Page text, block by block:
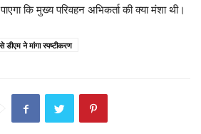
कि मुख्य परिवहन अभिकर्ता की क्या मंशा थी।
डीएम ने मांगा स्पष्टीकरण